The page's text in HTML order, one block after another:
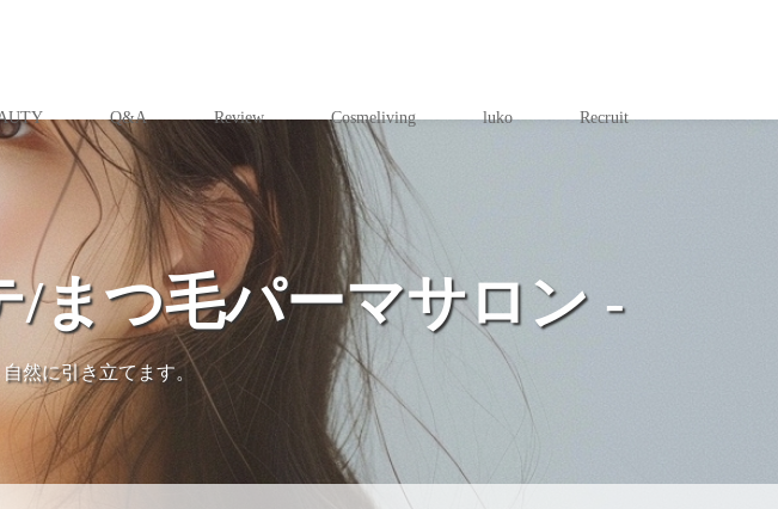
Q&A Review Cosmeliving luko Recruit
まつ毛パーマサロン -
然に引き立てます。